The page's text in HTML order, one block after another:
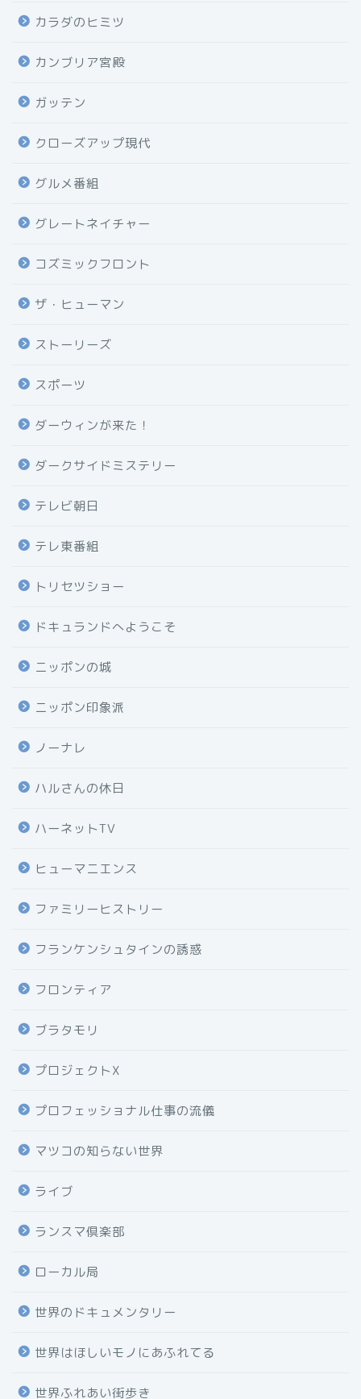
カラダのヒミツ
カンブリア宮殿
ガッテン
クローズアップ現代
グルメ番組
グレートネイチャー
コズミックフロント
ザ・ヒューマン
ストーリーズ
スポーツ
ダーウィンが来た！
ダークサイドミステリー
テレビ朝日
テレ東番組
トリセツショー
ドキュランドへようこそ
ニッポンの城
ニッポン印象派
ノーナレ
ハルさんの休日
ハーネットTV
ヒューマニエンス
ファミリーヒストリー
フランケンシュタインの誘惑
フロンティア
ブラタモリ
プロジェクトX
プロフェッショナル仕事の流儀
マツコの知らない世界
ライブ
ランスマ倶楽部
ローカル局
世界のドキュメンタリー
世界はほしいモノにあふれてる
世界ふれあい街歩き